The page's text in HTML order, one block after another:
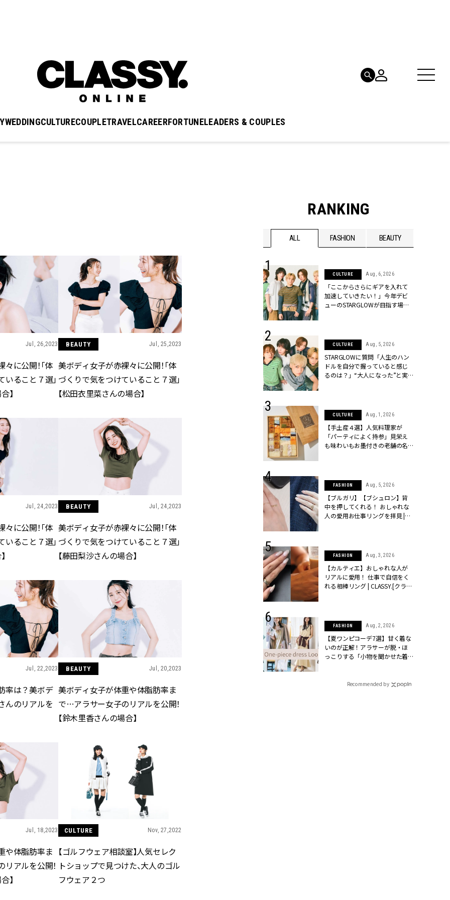
WEDDINGCULTURECOUPLETRAVELCAREERFORTUNELEADERS & COUPLES
Jul, 26,2023
に公開！「体
ること７選」
】
BEAUTY Jul, 25,2023
美ボディ女子が赤裸々に公開！「体
づくりで気をつけていること７選」
【松田衣里菜さんの場合】
Jul, 24,2023
に公開！「体
ること７選」
BEAUTY Jul, 24,2023
美ボディ女子が赤裸々に公開！「体
づくりで気をつけていること７選」
【藤田梨沙さんの場合】
Jul, 22,2023
率は？美ボデ
んのリアルを
BEAUTY Jul, 20,2023
美ボディ女子が体重や体脂肪率ま
で…アラサー女子のリアルを公開！
【鈴木里香さんの場合】
Jul, 18,2023
や体脂肪率ま
アルを公開！
】
CULTURE Nov, 27,2022
【ゴルフウェア相談室】人気セレク
トショップで見つけた、大人のゴル
フウェア２つ
RANKING
ALL FASHION BEAUTY
BEAUTY Aug, 5, 2026
忙しい毎日に「うるおいター
ボ」を。新【SOFINA BASIC＋】
のお手入れでうるおってなめら
かな肌を目指す | CLASSY.[クラッ
シィ]
BEAUTY Aug, 6, 2026
ない！アラサーのまとめ髪が垢
抜ける「即戦力アクセ」たち |
CLASSY.[クラッシィ]
ユニクロ名品も！日焼け対策ガ
チ勢の「ないと無理」なアイテ
ムハック7選 | CLASSY.[クラッシ
【落ちない名品リップ10選】塗
り直しできない・皮むけしやす
いetc.悩みをクリア | CLASSY.[ク
ラッシィ]
Aug, 7, 2026
クリーム】3選＜30代のベストコ
スメ＞ | CLASSY.[クラッシィ]
BEAUTY Jul, 13, 2026
朝の“寝ぐせ直し”はもういらな
い！夜に仕込む「ヘアケア家
電」3選 | CLASSY.[クラッシィ]
結婚式に黒ドレスはアリ？お呼
ばれで失敗しないコーデ＆マナ
ーを解説 | CLASSY.[クラッシィ]
存在感が際立つ！ポメラートの
「トゥギャザー」シリーズに注
目 | CLASSY.[クラッシィ]
式ゲスト服の鉄板“シンプル黒ワ
正解！ | CLASSY.[クラッシィ]
CLASSY.[クラッシィ]
CULTURE Aug, 6, 2026
「ここからさらにギアを入れて
加速していきたい！」今年デビ
ューのSTARGLOWが目指す場所
CULTURE Aug, 5, 2026
STARGLOWに質問「人生のハン
ドルを自分で握っていると感じ
るのは？」“大️人になった”と実
CULTURE Aug, 1, 2026
【手土産４選】人気料理家が
「パーティによく持参」見栄え
も味わいもお墨付きの老舗の名
FASHION Aug, 5, 2026
【ブルガリ】【ブシュロン】背
中を押してくれる！ おしゃれな
人の愛用お仕事リングを拝見 |
FASHION Aug, 3, 2026
【カルティエ】おしゃれな人が
リアルに愛用！ 仕事で自信をく
れる相棒リング | CLASSY.[クラッ
FASHION Aug, 2, 2026
【夏ワンピコーデ7選】甘く着な
いのが正解！アラサーが脱・ほ
っこりする「小物を聞かせた着
Recommended by